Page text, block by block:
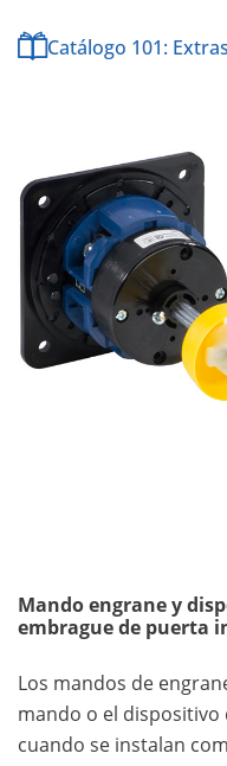
Catálogo 101:
Mando engrane y
embrague de puerta
Los mandos de
mando o el
cuando se instalan